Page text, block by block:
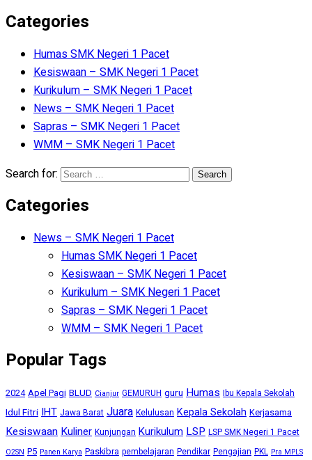
Categories
Humas SMK Negeri 1 Pacet
Kesiswaan – SMK Negeri 1 Pacet
Kurikulum – SMK Negeri 1 Pacet
News – SMK Negeri 1 Pacet
Sapras – SMK Negeri 1 Pacet
WMM – SMK Negeri 1 Pacet
Search for:
Categories
News – SMK Negeri 1 Pacet
Humas SMK Negeri 1 Pacet
Kesiswaan – SMK Negeri 1 Pacet
Kurikulum – SMK Negeri 1 Pacet
Sapras – SMK Negeri 1 Pacet
WMM – SMK Negeri 1 Pacet
Popular Tags
2024 Apel Pagi BLUD Cianjur GEMURUH guru Humas Ibu Kepala Sekolah
Idul Fitri IHT Jawa Barat Juara Kelulusan Kepala Sekolah Kerjasama
Kesiswaan Kuliner Kunjungan Kurikulum LSP LSP SMK Negeri 1 Pacet
O2SN P5 Panen Karya Paskibra pembelajaran Pendikar Pengajian PKL Pra MPLS